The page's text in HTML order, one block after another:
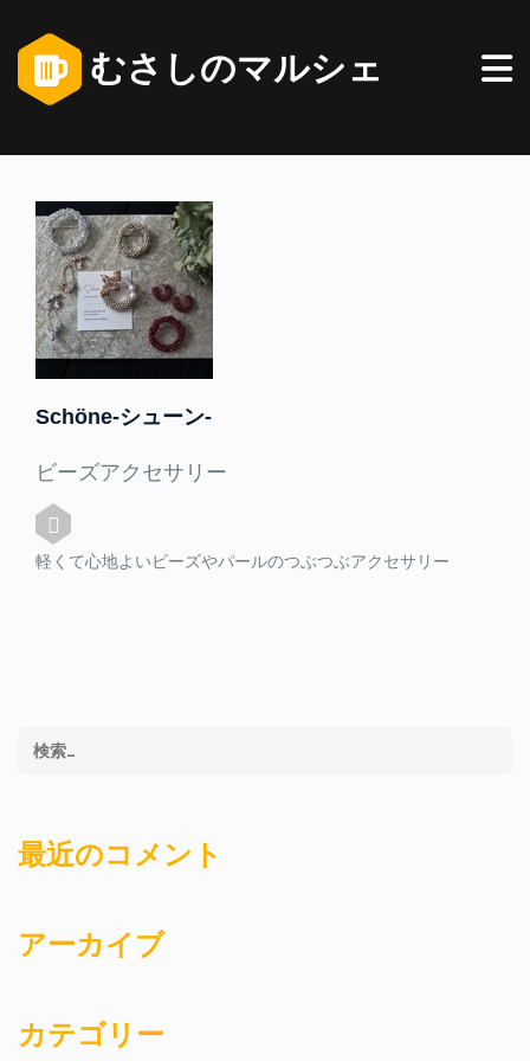
むさしのマルシェ
Schöne-シューン-
ビーズアクセサリー
軽くて心地よいビーズやパールのつぶつぶアクセサリー
最近のコメント
アーカイブ
カテゴリー